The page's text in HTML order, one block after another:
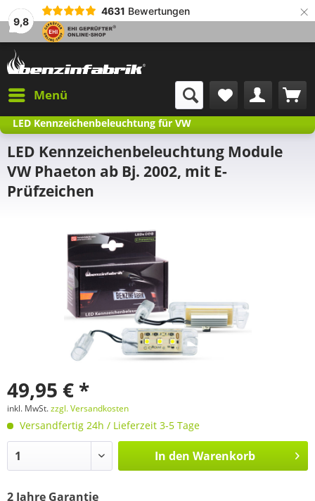
9,8
4631 Bewertungen ×
Menü
LED Kennzeichenbeleuchtung für VW
LED Kennzeichenbeleuchtung Module
VW Phaeton ab Bj. 2002, mit E-
Prüfzeichen
49,95 € *
inkl. MwSt.zzgl. Versandkosten
Versandfertig 24h / Lieferzeit 3-5 Tage
In den Warenkorb
2 Jahre Garantie